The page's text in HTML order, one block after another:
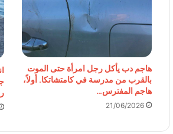
هاجم دب يأكل رجل امرأة حتى الموت
بالقرب من مدرسة في كامتشاتكا. أولاً،
هاجم المفترس…
21/06/2026